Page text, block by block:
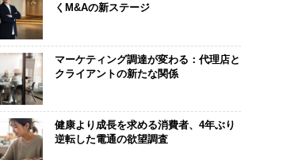
くM&Aの新ステージ
マーケティング調達が変わる：代理店と
クライアントの新たな関係
健康より成長を求める消費者、4年ぶり
逆転した電通の欲望調査